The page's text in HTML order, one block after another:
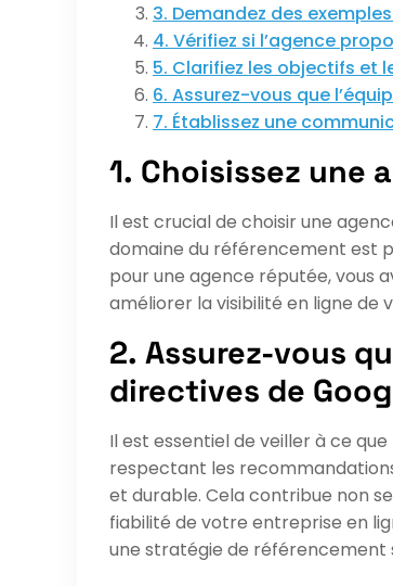
3. Demandez des
4. Vérifiez si l’agence
5. Clarifiez les objectifs et
6. Assurez-vous que
7. Établissez une
1. Choisissez une
Il est crucial de choisir une
domaine du référencement est
pour une agence réputée, vous
améliorer la visibilité en ligne
2. Assurez-vous
directives de
Il est essentiel de veiller à ce
respectant les
et durable. Cela contribue non
fiabilité de votre entreprise en
une stratégie de référencement